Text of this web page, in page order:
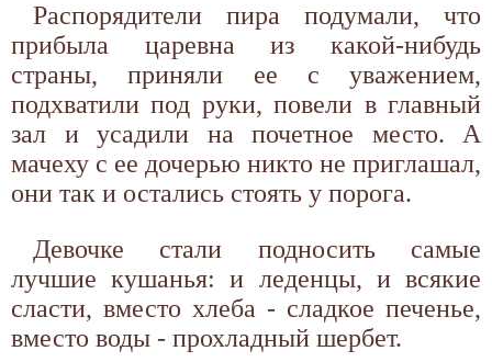
Распорядители пира подумали, что
прибыла царевна из какой-нибудь
страны, приняли ее с уважением,
подхватили под руки, повели в главный
зал и усадили на почетное место. А
мачеху с ее дочерью никто не приглашал,
они так и остались стоять у порога.
Девочке стали подносить самые
лучшие кушанья: и леденцы, и всякие
сласти, вместо хлеба - сладкое печенье,
вместо воды - прохладный шербет.